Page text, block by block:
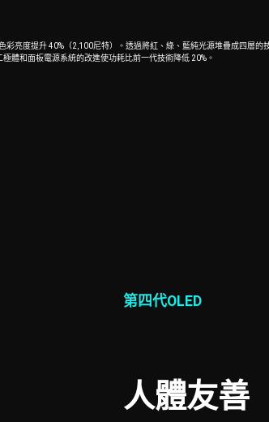
亮度提升 40%（2,100尼特）。透過將紅、綠、藍純光源堆疊成四層的
極體和面板電源系統的改進使功耗比前一代技術降低 20%。
第四代OLED
人體友善